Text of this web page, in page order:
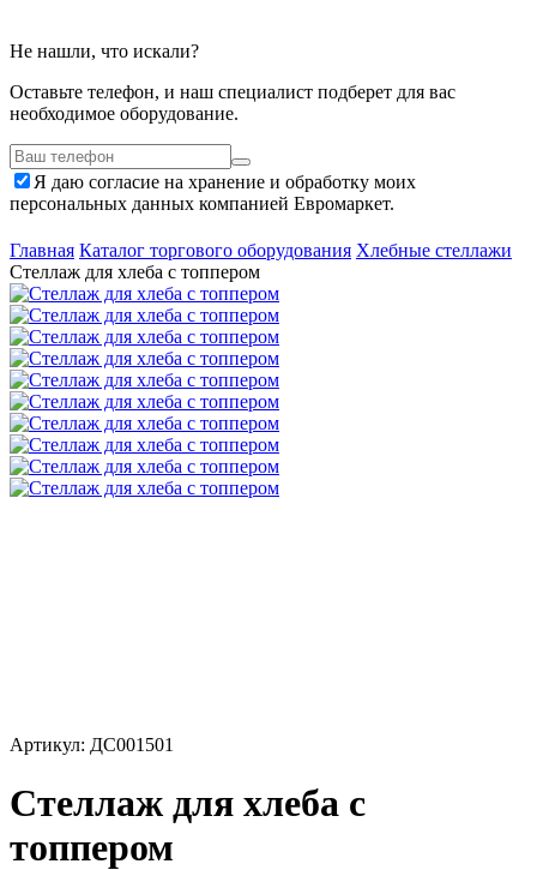
Не нашли, что искали?
Оставьте телефон, и наш специалист подберет для вас
необходимое оборудование.
Я даю согласие на хранение и обработку моих
персональных данных компанией Евромаркет.
Главная Каталог торгового оборудования Хлебные стеллажи
Стеллаж для хлеба с топпером
Артикул: ДС001501
Стеллаж для хлеба с
топпером